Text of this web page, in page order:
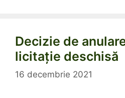
Decizie de
licitație deschisă
16 decembrie 2021